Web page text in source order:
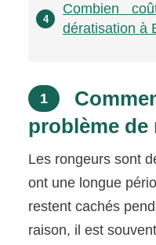
4
Combien
dératisation à
1
problème de
Les rongeurs sont
ont une longue
restent cachés
raison, il est